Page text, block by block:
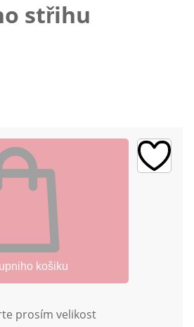
střihu
košiku
prosím velikost